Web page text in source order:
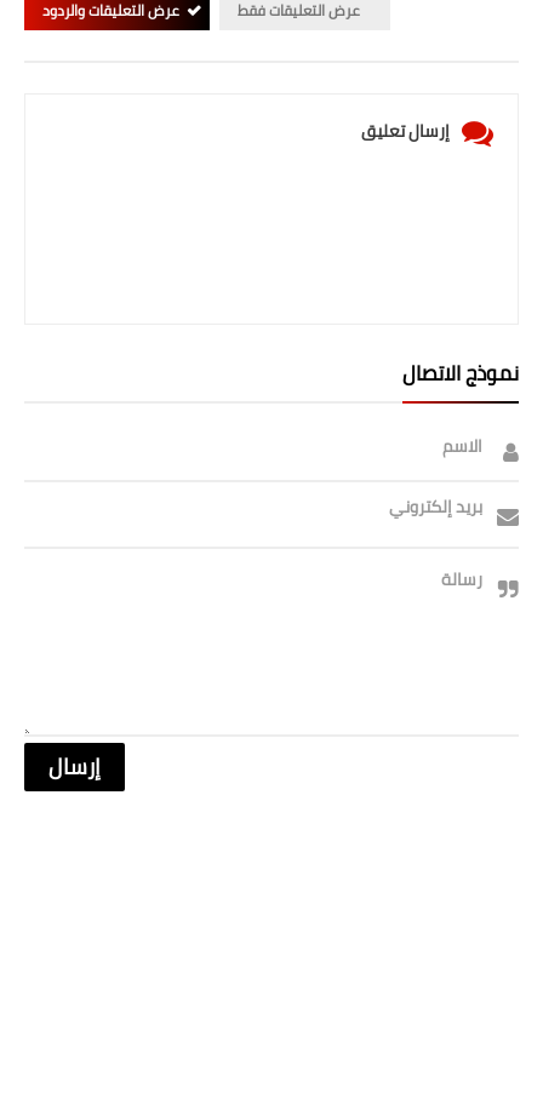
عرض التعليقات فقط
عرض التعليقات والردود
إرسال تعليق
نموذج الاتصال
الاسم
بريد إلكتروني
رسالة